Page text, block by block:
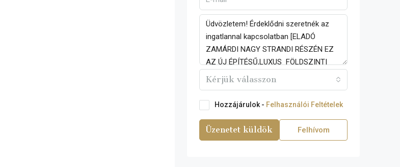
Kérjük válasszon
Hozzájárulok - Felhasználói Feltételek
Üzenetet küldök Felhívom